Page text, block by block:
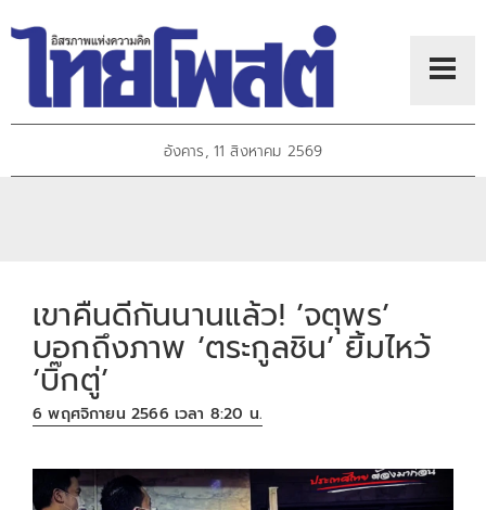
อังคาร, 11 สิงหาคม 2569
เขาคืนดีกันนานแล้ว! ’จตุพร’
บอกถึงภาพ ‘ตระกูลชิน’ ยิ้มไหว้
‘บิ๊กตู่’
6 พฤศจิกายน 2566 เวลา 8:20 น.